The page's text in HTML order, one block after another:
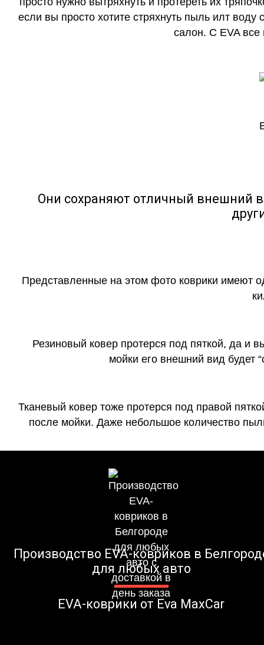
если вы просто хотите стряхнуть пыль илт воду
салон. С EVA все
Они сохраняют отличный внешний
Представленные на этом фото коврики имеют
Резиновый ковер протерся под пяткой, да и
мойки его внешний вид будет
Тканевый ковер тоже протерся под правой
после мойки. Даже небольшое количество
Производство EVA-ковриков в
для любых авто
EVA-коврики от Eva MaxCar